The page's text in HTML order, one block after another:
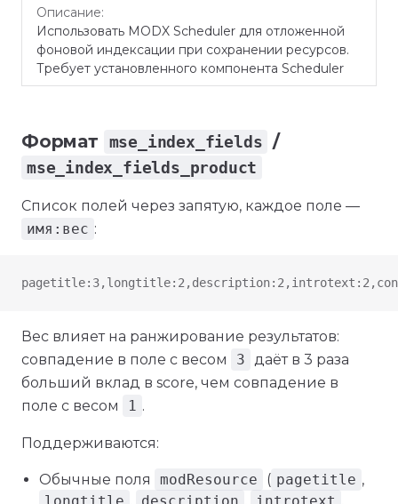
Использовать MODX Scheduler для отложенной
фоновой индексации при сохранении ресурсов.
Требует установленного компонента Scheduler
Формат mse_index_fields /
mse_index_fields_product
Список полей через запятую, каждое поле —
имя:вес :
Вес влияет на ранжирование результатов:
совпадение в поле с весом
3 даёт в 3 раза
больший вклад в score, чем совпадение в
поле с весом
1 .
Поддерживаются:
Обычные поля modResource ( pagetitle ,